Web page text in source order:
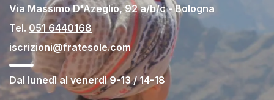
Via Massimo D'Azeglio, 92 a/b/c - Bologna
Tel. 051 6440168
iscrizioni@fratesole.com
Dal lunedì al venerdì 9-13 / 14-18